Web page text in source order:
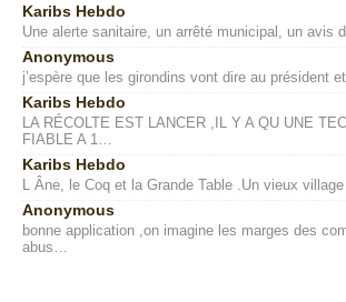
Karibs Hebdo
Une alerte sanitaire, un arrêté municipal, un avis
Anonymous
j’espère que les girondins vont dire au président
Karibs Hebdo
LA RÉCOLTE EST LANCER ,IL Y A QU UNE
FIABLE A 1…
Karibs Hebdo
L Âne, le Coq et la Grande Table .Un vieux
Anonymous
bonne application ,on imagine les marges des
abus…